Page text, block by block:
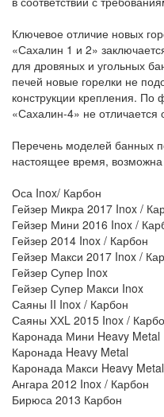
Ключевое отличие новых
«Сахалин 1 и 2»
для дровяных и угольных
печей новые горелки не
конструкции крепления. По
«Сахалин-4» не отличается
Перечень моделей банных
настоящее время, возможна
Оса Inox/ Карбон
Гейзер Микра 2017 Inox /
Гейзер Мини 2016 Inox /
Гейзер 2014 Inox / Карбон
Гейзер Макси 2017 Inox /
Гейзер Супер Inox
Гейзер Супер Макси Inox
Саяны II Inox / Карбон
Саяны ХХL 2015 Inox /
Каронада Мини Heavy Metal
Каронада Heavy Metal
Каронада Макси Heavy Metal
Ангара 2012 Inox / Карбон
Бирюса 2013 Карбон